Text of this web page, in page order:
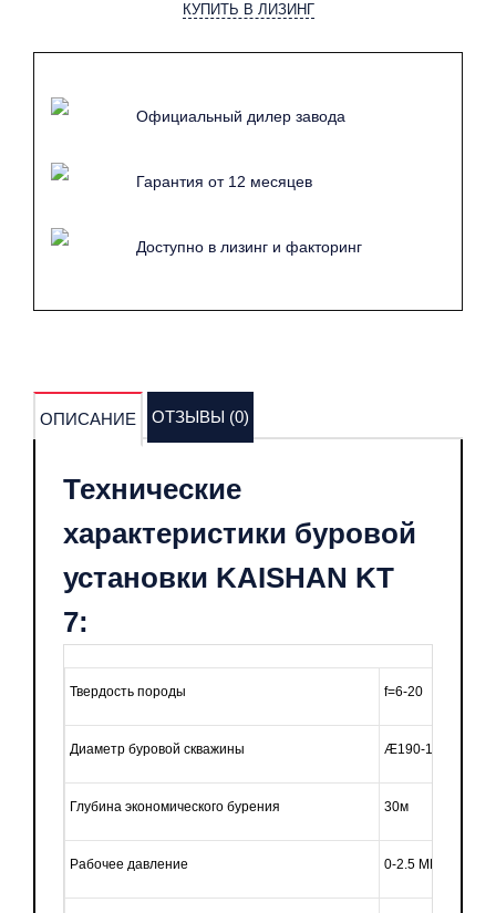
КУПИТЬ В ЛИЗИНГ
Официальный дилер завода
Гарантия от 12 месяцев
Доступно в лизинг и факторинг
ОПИСАНИЕ ОТЗЫВЫ (0)
Технические
характеристики буровой
установки KAISHAN KT
7:
Твердость породы f=6-20
Диаметр буровой скважины Æ190-105мм
Глубина экономического бурения 30м
Рабочее давление 0-2.5 МПа